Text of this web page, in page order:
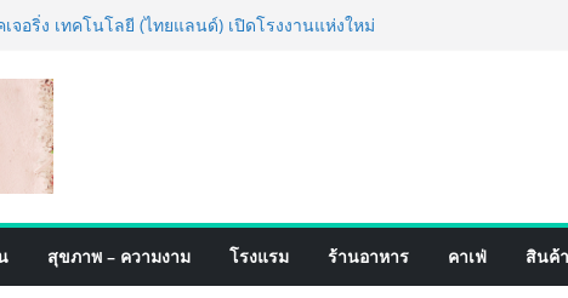
จอริ่ง เทคโนโลยี (ไทยแลนด์) เปิดโรงงานแห่งใหม่
าศทรานส์ฟอร์มจากเกมมิ่งโฟน สู่ไลฟ์สไตล์แฟชั่นไอ
กหมุดแลนมาร์คใหม่กลางสถานี MRT วาง POVA
ต้นครั้งสำคัญ
เปิดตัวแชมพูอาบน้ำ และ โฟมอาบแห้งสัตว์
มพลังธรรมชาติ “Zero-Residue” เลียขนได้
ตกค้าง
.แฟร์ 4 ภาค @ภาคกลาง “มนต์เสน่ห์เกษตรไทย สู่
ร” ชวนชิม ช้อป สินค้าเกษตรคุณภาพจากทั่ว
งหาคมนี้ ณ ลานคนเมือง
สุขภาพ – ความงาม โรงแรม ร้านอาหาร คาเฟ่ สินค้